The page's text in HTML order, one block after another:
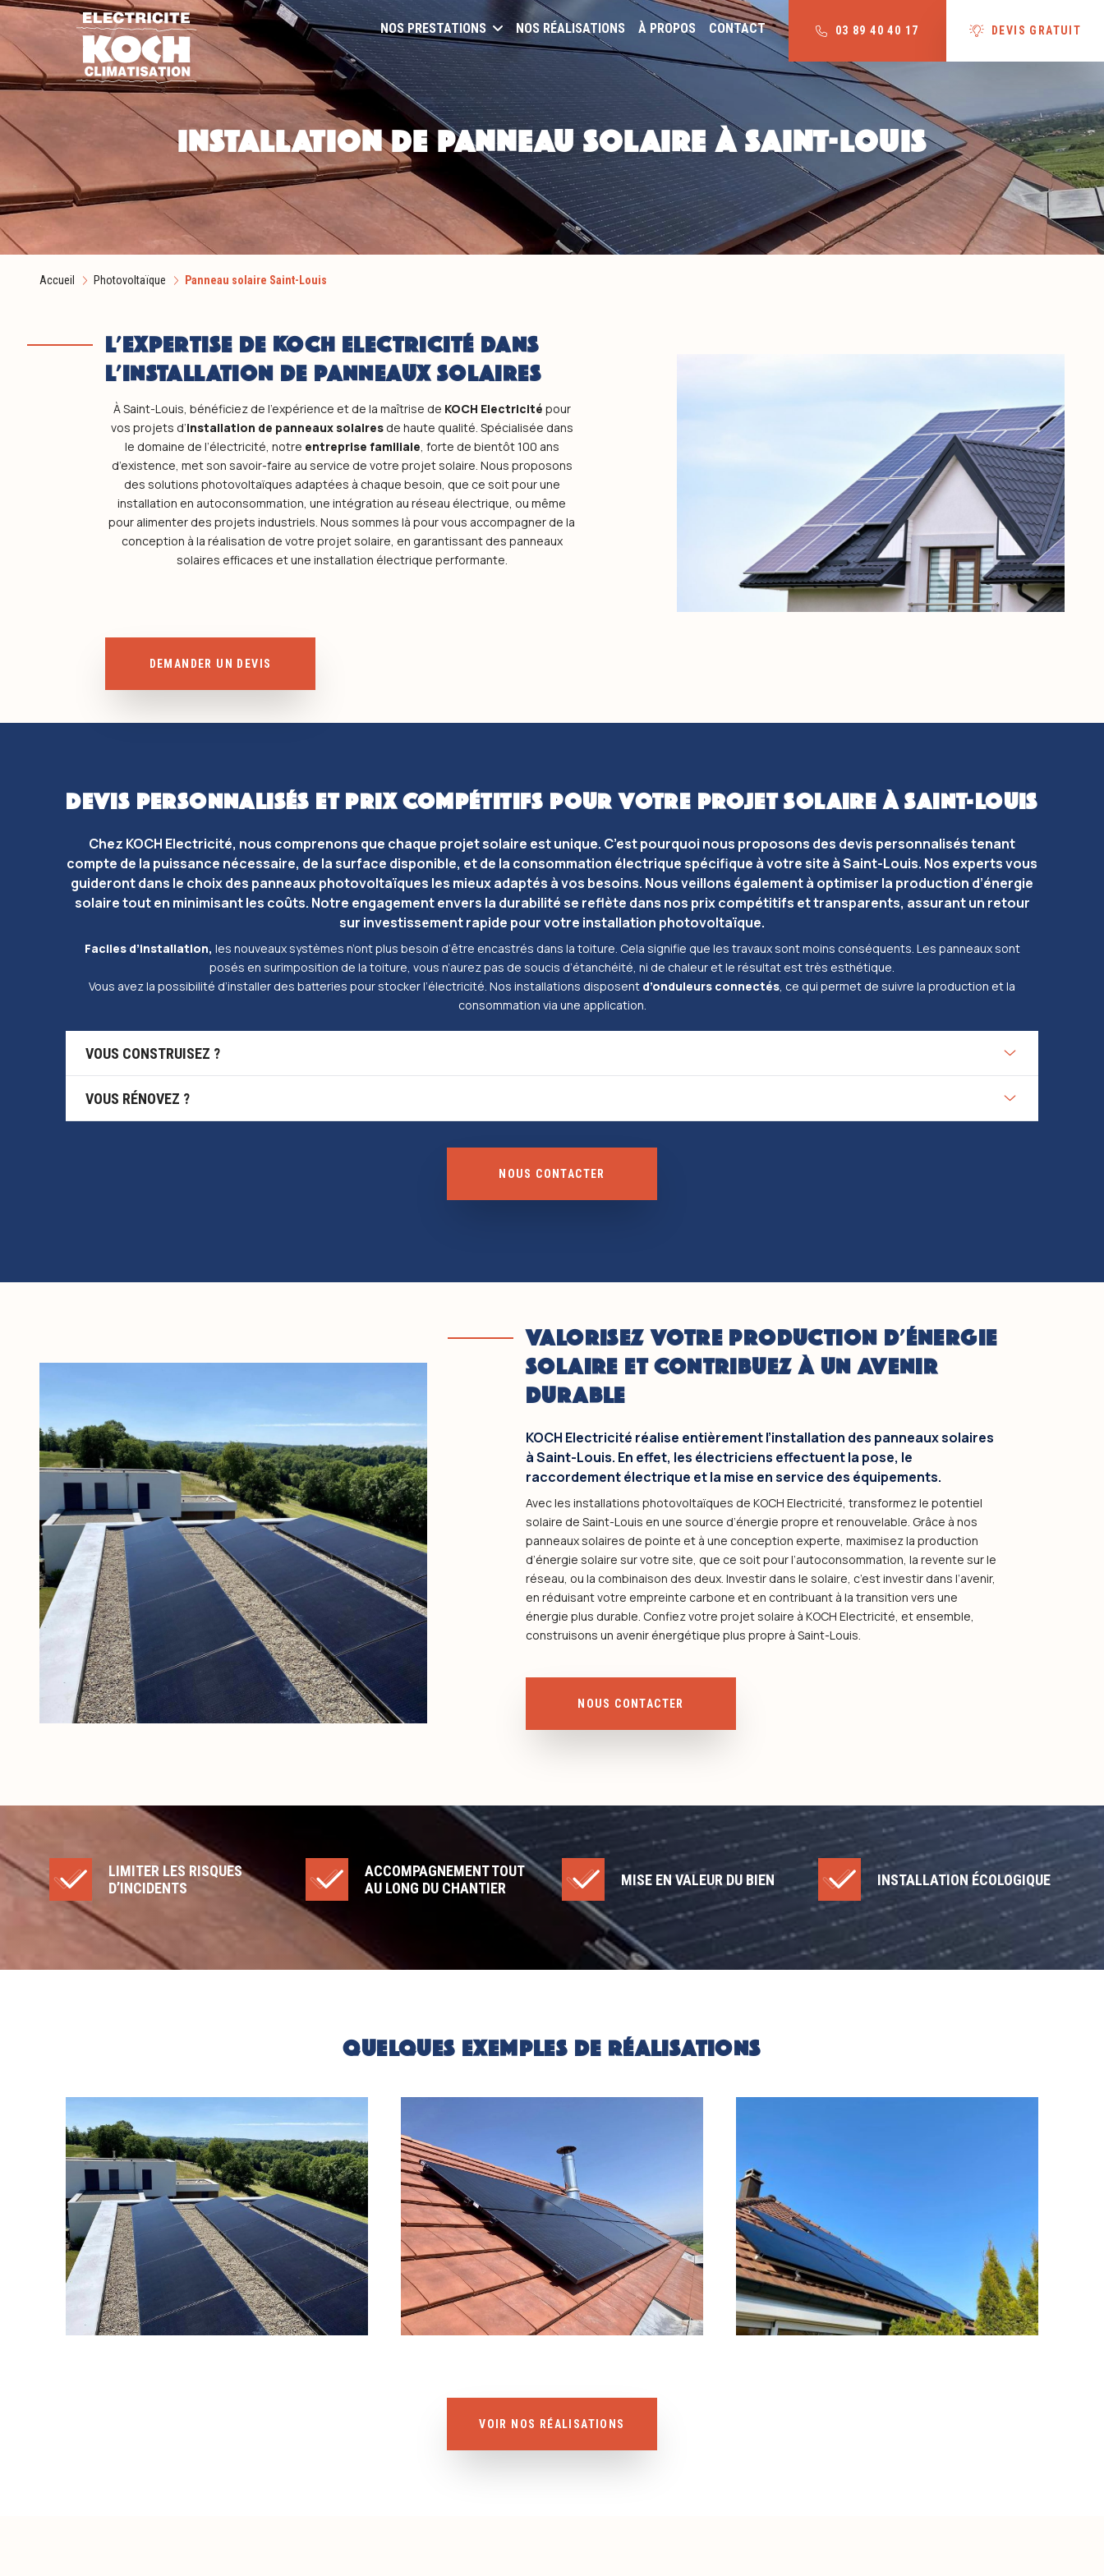
Aller au contenu
NOS PRESTATIONS
NOS RÉALISATIONS À PROPOS CONTACT 03 89 40 40 17 DEVIS GRATUIT
INSTALLATION DE PANNEAU SOLAIRE À SAINT-LOUIS
Accueil Photovoltaïque Panneau solaire Saint-Louis
L'EXPERTISE DE KOCH ELECTRICITÉ DANS
L'INSTALLATION DE PANNEAUX SOLAIRES
À Saint-Louis, bénéficiez de l’expérience et de la maîtrise de KOCH Electricité pour
vos projets d’installation de panneaux solairesde haute qualité. Spécialisée dans
le domaine de l’électricité, notre entreprise familiale, forte de bientôt 100 ans
d’existence, met son savoir-faire au service de votre projet solaire. Nous proposons
des solutions photovoltaïques adaptées à chaque besoin, que ce soit pour une
installation en autoconsommation, une intégration au réseau électrique, ou même
pour alimenter des projets industriels. Nous sommes là pour vous accompagner de la
conception à la réalisation de votre projet solaire, en garantissant des panneaux
solaires efficaces et une installation électrique performante.
DEMANDER UN DEVIS
DEVIS PERSONNALISÉS ET PRIX COMPÉTITIFS POUR VOTRE PROJET SOLAIRE À SAINT-LOUIS
Chez KOCH Electricité, nous comprenons que chaque projet solaire est unique. C’est pourquoi nous proposons des devis personnalisés tenant
compte de la puissance nécessaire, de la surface disponible, et de la consommation électrique spécifique à votre site à Saint-Louis. Nos experts vous
guideront dans le choix des panneaux photovoltaïques les mieux adaptés à vos besoins. Nous veillons également à optimiser la production d’énergie
solaire tout en minimisant les coûts. Notre engagement envers la durabilité se reflète dans nos prix compétitifs et transparents, assurant un retour
sur investissement rapide pour votre installation photovoltaïque.
Faciles d’installation, les nouveaux systèmes n’ont plus besoin d’être encastrés dans la toiture. Cela signifie que les travaux sont moins conséquents. Les panneaux sont
posés en surimposition de la toiture, vous n’aurez pas de soucis d’étanchéité, ni de chaleur et le résultat est très esthétique.
Vous avez la possibilité d’installer des batteries pour stocker l’électricité. Nos installations disposent d’onduleurs connectés, ce qui permet de suivre la production et la
consommation via une application.
VOUS CONSTRUISEZ ?
VOUS RÉNOVEZ ?
NOUS CONTACTER
VALORISEZ VOTRE PRODUCTION D'ÉNERGIE
SOLAIRE ET CONTRIBUEZ À UN AVENIR
DURABLE
KOCH Electricité réalise entièrement l’installation des panneaux solaires
à Saint-Louis. En effet, les électriciens effectuent la pose, le
raccordement électrique et la mise en service des équipements.
Avec les installations photovoltaïques de KOCH Electricité, transformez le potentiel
solaire de Saint-Louis en une source d’énergie propre et renouvelable. Grâce à nos
panneaux solaires de pointe et à une conception experte, maximisez la production
d’énergie solaire sur votre site, que ce soit pour l’autoconsommation, la revente sur le
réseau, ou la combinaison des deux. Investir dans le solaire, c’est investir dans l’avenir,
en réduisant votre empreinte carbone et en contribuant à la transition vers une
énergie plus durable. Confiez votre projet solaire à KOCH Electricité, et ensemble,
construisons un avenir énergétique plus propre à Saint-Louis.
NOUS CONTACTER
LIMITER LES RISQUES
D’INCIDENTS
ACCOMPAGNEMENT TOUT
AU LONG DU CHANTIER
MISE EN VALEUR DU BIEN INSTALLATION ÉCOLOGIQUE
QUELQUES EXEMPLES DE RÉALISATIONS
VOIR NOS RÉALISATIONS